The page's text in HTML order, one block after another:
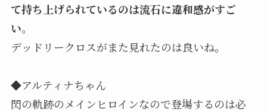
て持ち上げられているのは流石に違和感がすご
い。
デッドリークロスがまた見れたのは良いね。
◆アルティナちゃん
閃の軌跡のメインヒロインなので登場するのは必